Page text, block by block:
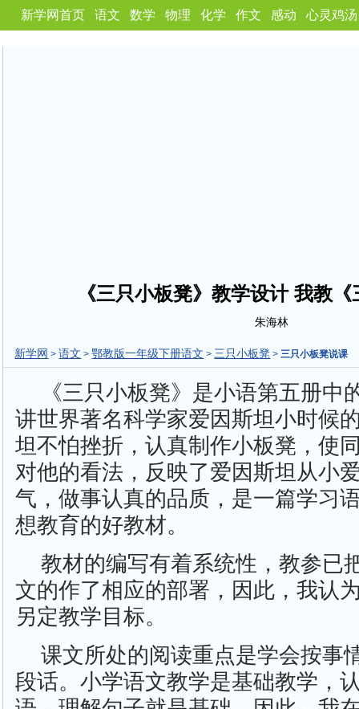
新学网首页 语文 数学 物理 化学 作文 感动 心灵鸡汤
《三只小板凳》教学设计 我教
朱海林
新学网 >语文 >鄂教版一年级下册语文 >三只小板凳 >三只小板凳说课
《三只小板凳》是小语第五册中
讲世界著名科学家爱因斯坦小时候
坦不怕挫折，认真制作小板凳，使
对他的看法，反映了爱因斯坦从小
气，做事认真的品质，是一篇学习
想教育的好教材。
教材的编写有着系统性，教参已
文的作了相应的部署，因此，我认
另定教学目标。
课文所处的阅读重点是学会按事
段话。小学语文教学是基础教学，